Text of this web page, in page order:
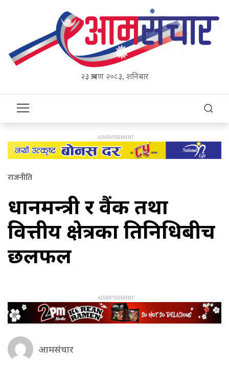
२३ श्रावण २०८३, शनिबार
राजनीति
प्रधानमन्त्री र वैंक तथा
वित्तीय क्षेत्रका प्रतिनिधिबीच
छलफल
आमसंचार